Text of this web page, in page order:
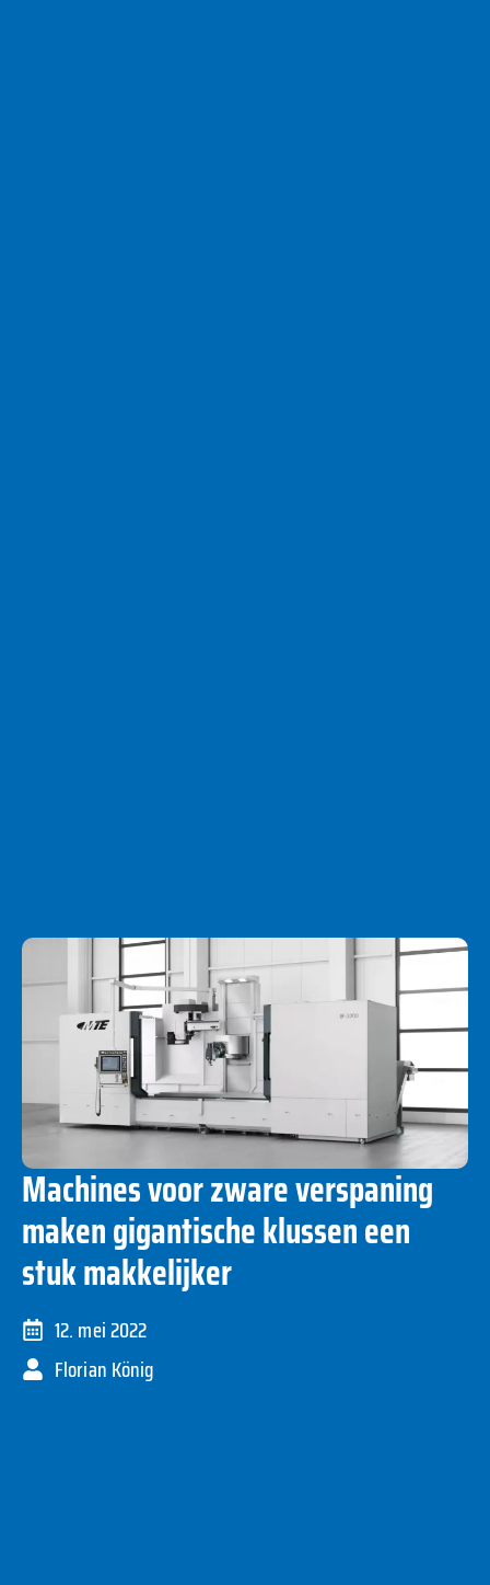
Machines voor zware verspaning
maken gigantische klussen een
stuk makkelijker
12. mei 2022
Florian König